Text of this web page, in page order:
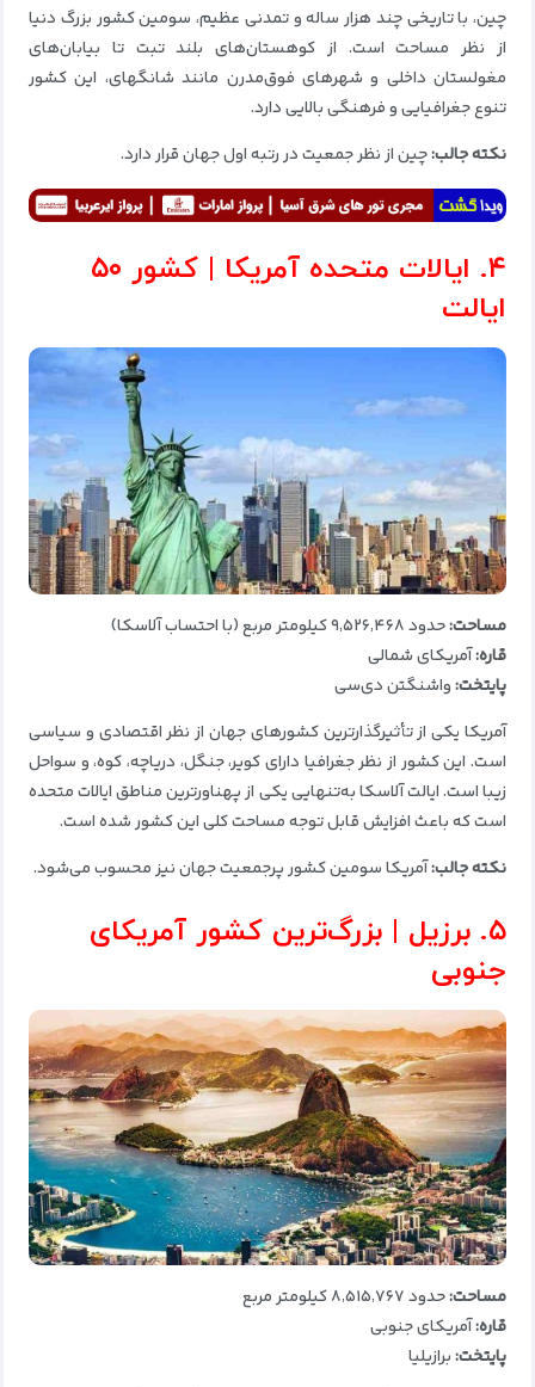
چین، با تاریخی چند هزار ساله و تمدنی عظیم، سومین کشور بزرگ دنیا
از نظر مساحت است. از کوهستان‌های بلند تبت تا بیابان‌های
مغولستان داخلی و شهرهای فوق‌مدرن مانند شانگهای، این کشور
تنوع جغرافیایی و فرهنگی بالایی دارد.
نکته جالب:چین از نظر جمعیت در رتبه اول جهان قرار دارد.
۴. ایالات متحده آمریکا | کشور ۵۰
ایالت
مساحت:حدود ۹٬۵۲۶٬۴۶۸ کیلومتر مربع (با احتساب آلاسکا)
قاره:آمریکای شمالی
پایتخت:واشنگتن دی‌سی
آمریکا یکی از تأثیرگذارترین کشورهای جهان از نظر اقتصادی و سیاسی
است. این کشور از نظر جغرافیا دارای کویر، جنگل، دریاچه، کوه، و سواحل
زیبا است. ایالت آلاسکا به‌تنهایی یکی از پهناورترین مناطق ایالات متحده
است که باعث افزایش قابل توجه مساحت کلی این کشور شده است.
نکته جالب:آمریکا سومین کشور پرجمعیت جهان نیز محسوب می‌شود.
۵. برزیل | بزرگ‌ترین کشور آمریکای
جنوبی
مساحت:حدود ۸٬۵۱۵٬۷۶۷ کیلومتر مربع
قاره:آمریکای جنوبی
پایتخت:برازیلیا